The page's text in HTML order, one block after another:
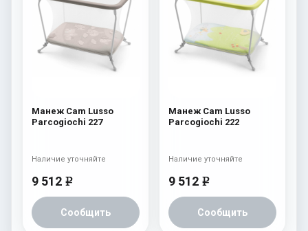
Манеж Cam Lusso
Parcogiochi 227
9 512 e
Сообщить
Наличие уточняйте
Манеж Cam Lusso
Parcogiochi 222
9 512 e
Сообщить
Наличие уточняйте